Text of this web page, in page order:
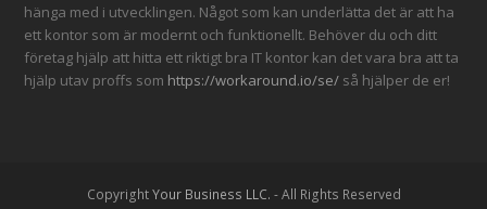
hänga med i utvecklingen. Något som kan underlätta det är att ha
ett kontor som är modernt och funktionellt. Behöver du och ditt
företag hjälp att hitta ett riktigt bra IT kontor kan det vara bra att ta
hjälp utav proffs som https://workaround.io/se/ så hjälper de er!
CopyrightYour Business LLC. - All Rights Reserved